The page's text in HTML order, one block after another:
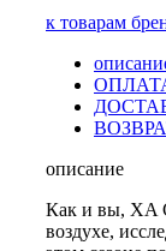
к товарам
описание
Как и вы, XA
воздухе,